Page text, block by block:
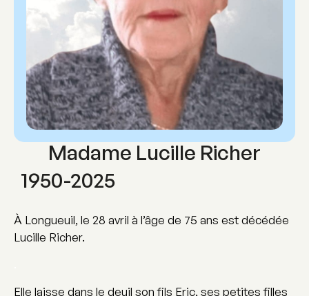
À Longueuil, le 28 avril à l’âge de 75 ans est décédée
Lucille Richer.
Elle laisse dans le deuil son fils Eric, ses petites filles
Madame Lucille Richer
1950-2025